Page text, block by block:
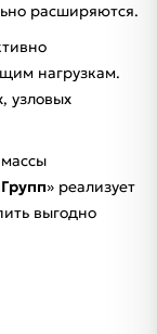
расширяются.
нагрузкам.
узловых
» реализует
выгодно